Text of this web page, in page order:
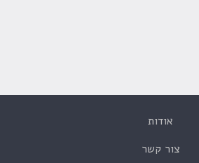
אודות
צור קשר